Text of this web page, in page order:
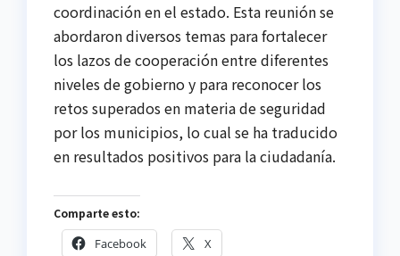
coordinación en el estado. Esta reunión se
abordaron diversos temas para fortalecer
los lazos de cooperación entre diferentes
niveles de gobierno y para reconocer los
retos superados en materia de seguridad
por los municipios, lo cual se ha traducido
en resultados positivos para la ciudadanía.
Comparte esto:
Facebook X